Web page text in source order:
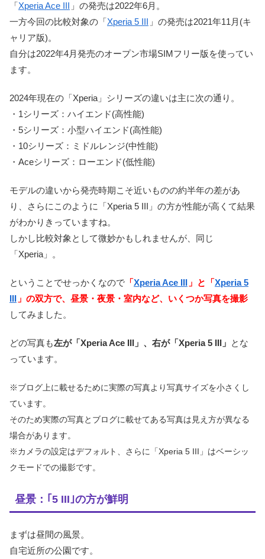
「Xperia Ace III 」の発売は2022年6月。
一方今回の比較対象の「Xperia 5 III 」の発売は2021年11月(キ
ャリア版)。
自分は2022年4月発売のオープン市場SIMフリー版を使ってい
ます。
2024年現在の「Xperia」シリーズの違いは主に次の通り。
・1シリーズ：ハイエンド(高性能)
・5シリーズ：小型ハイエンド(高性能)
・10シリーズ：ミドルレンジ(中性能)
・Aceシリーズ：ローエンド(低性能)
モデルの違いから発売時期こそ近いものの約半年の差があ
り、さらにこのように「Xperia 5 III」の方が性能が高くて結果
がわかりきっていますね。
しかし比較対象として微妙かもしれませんが、同じ
「Xperia」。
ということでせっかくなので 「Xperia Ace III 」と「Xperia 5
III 」の双方で、昼景・夜景・室内など、いくつか写真を撮影
してみました。
どの写真も左が「Xperia Ace III」、右が「Xperia 5 III」 とな
っています。
※ブログ上に載せるために実際の写真より写真サイズを小さくし
ています。
そのため実際の写真とブログに載せてある写真は見え方が異なる
場合があります。
※カメラの設定はデフォルト、さらに「Xperia 5 III」はベーシッ
クモードでの撮影です。
昼景：｢5 III｣の方が鮮明
まずは昼間の風景。
自宅近所の公園です。